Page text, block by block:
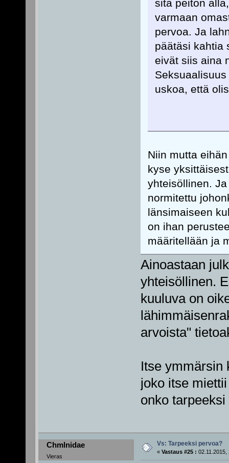
sitä peiton
varmaan
pervoa. Ja
päätäsi kahtia
eivät siis aina
uskoa, että
Niin mutta
kyse
yhteisöllinen.
normitettu
länsimaiseen
on ihan
määritellään ja
Ainoastaan
yhteisöllinen.
kuuluva on
arvoista"
Itse ymmärsin
joko itse
onko tarpeeksi
Chmlnidae
Vieras
Vs: Tarpeeksi pervoa?
« Vastaus #25 : 02.11.2015,